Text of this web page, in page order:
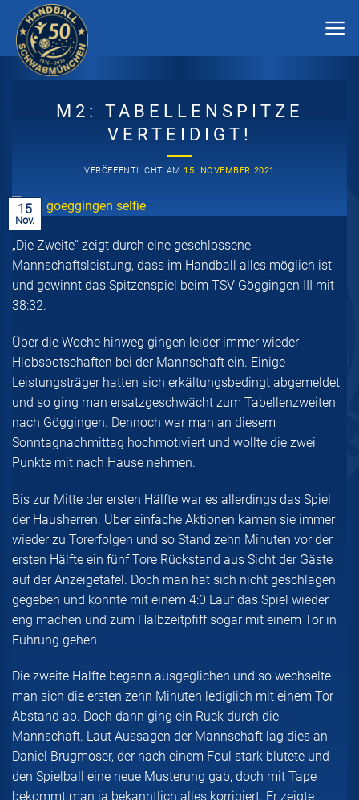
Inhalt
springen
M2: TABELLENSPITZE
VERTEIDIGT!
VERÖFFENTLICHT AM 15. NOVEMBER 2021
15
Nov.
„Die Zweite“ zeigt durch eine geschlossene
Mannschaftsleistung, dass im Handball alles möglich ist
und gewinnt das Spitzenspiel beim TSV Göggingen III mit
38:32.
Über die Woche hinweg gingen leider immer wieder
Hiobsbotschaften bei der Mannschaft ein. Einige
Leistungsträger hatten sich erkältungsbedingt abgemeldet
und so ging man ersatzgeschwächt zum Tabellenzweiten
nach Göggingen. Dennoch war man an diesem
Sonntagnachmittag hochmotiviert und wollte die zwei
Punkte mit nach Hause nehmen.
Bis zur Mitte der ersten Hälfte war es allerdings das Spiel
der Hausherren. Über einfache Aktionen kamen sie immer
wieder zu Torerfolgen und so Stand zehn Minuten vor der
ersten Hälfte ein fünf Tore Rückstand aus Sicht der Gäste
auf der Anzeigetafel. Doch man hat sich nicht geschlagen
gegeben und konnte mit einem 4:0 Lauf das Spiel wieder
eng machen und zum Halbzeitpfiff sogar mit einem Tor in
Führung gehen.
Die zweite Hälfte begann ausgeglichen und so wechselte
man sich die ersten zehn Minuten lediglich mit einem Tor
Abstand ab. Doch dann ging ein Ruck durch die
Mannschaft. Laut Aussagen der Mannschaft lag dies an
Daniel Brugmoser, der nach einem Foul stark blutete und
den Spielball eine neue Musterung gab, doch mit Tape
bekommt man ja bekanntlich alles korrigiert. Er zeigte